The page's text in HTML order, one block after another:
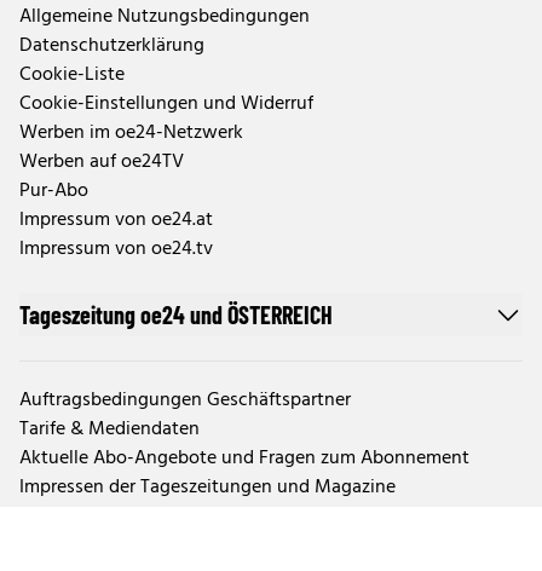
Allgemeine Nutzungsbedingungen
Datenschutzerklärung
Cookie-Liste
Cookie-Einstellungen und Widerruf
Werben im oe24-Netzwerk
Werben auf oe24TV
Pur-Abo
Impressum von oe24.at
Impressum von oe24.tv
Tageszeitung oe24 und ÖSTERREICH
Auftragsbedingungen Geschäftspartner
Tarife & Mediendaten
Aktuelle Abo-Angebote und Fragen zum Abonnement
Impressen der Tageszeitungen und Magazine